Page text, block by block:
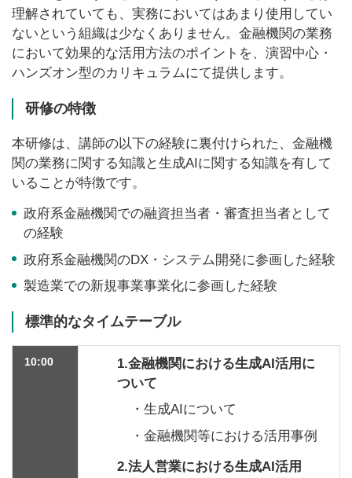
理解されていても、実務においてはあまり使用してい
ないという組織は少なくありません。金融機関の業務
において効果的な活用方法のポイントを、演習中心・
ハンズオン型のカリキュラムにて提供します。
研修の特徴
本研修は、講師の以下の経験に裏付けられた、金融機
関の業務に関する知識と生成AIに関する知識を有して
いることが特徴です。
政府系金融機関での融資担当者・審査担当者として
の経験
政府系金融機関のDX・システム開発に参画した経験
製造業での新規事業事業化に参画した経験
標準的なタイムテーブル
10:00
1.金融機関における生成AI活用に
ついて
・生成AIについて
・金融機関等における活用事例
2.法人営業における生成AI活用